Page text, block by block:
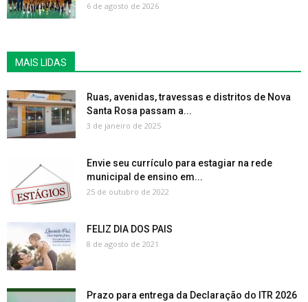
6 de agosto de 2026
MAIS LIDAS
Ruas, avenidas, travessas e distritos de Nova
Santa Rosa passam a...
3 de janeiro de 2025
Envie seu currículo para estagiar na rede
municipal de ensino em...
25 de outubro de 2022
FELIZ DIA DOS PAIS
8 de agosto de 2021
Prazo para entrega da Declaração do ITR 2026